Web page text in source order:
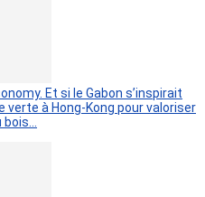
Et si le Gabon s’inspirait
verte à Hong-Kong pour valoriser